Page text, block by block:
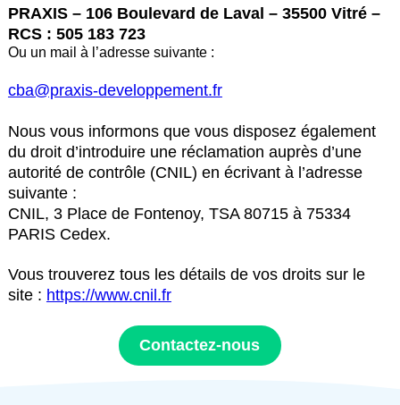
PRAXIS – 106 Boulevard de Laval – 35500 Vitré –
RCS : 505 183 723
Ou un mail à l’adresse suivante :
cba@praxis-developpement.fr
Nous vous informons que vous disposez également
du droit d’introduire une réclamation auprès d’une
autorité de contrôle (CNIL) en écrivant à l’adresse
suivante :
CNIL, 3 Place de Fontenoy, TSA 80715 à 75334
PARIS Cedex.
Vous trouverez tous les détails de vos droits sur le
site : https://www.cnil.fr
Contactez-nous